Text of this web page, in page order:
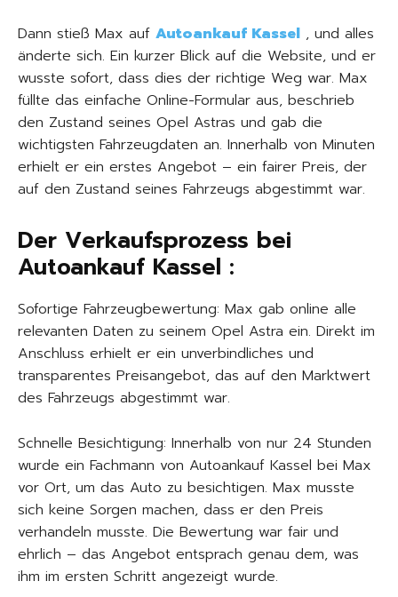
Dann stieß Max auf Autoankauf Kassel , und alles
änderte sich. Ein kurzer Blick auf die Website, und er
wusste sofort, dass dies der richtige Weg war. Max
füllte das einfache Online-Formular aus, beschrieb
den Zustand seines Opel Astras und gab die
wichtigsten Fahrzeugdaten an. Innerhalb von Minuten
erhielt er ein erstes Angebot – ein fairer Preis, der
auf den Zustand seines Fahrzeugs abgestimmt war.
Der Verkaufsprozess bei
Autoankauf Kassel :
Sofortige Fahrzeugbewertung: Max gab online alle
relevanten Daten zu seinem Opel Astra ein. Direkt im
Anschluss erhielt er ein unverbindliches und
transparentes Preisangebot, das auf den Marktwert
des Fahrzeugs abgestimmt war.
Schnelle Besichtigung: Innerhalb von nur 24 Stunden
wurde ein Fachmann von Autoankauf Kassel bei Max
vor Ort, um das Auto zu besichtigen. Max musste
sich keine Sorgen machen, dass er den Preis
verhandeln musste. Die Bewertung war fair und
ehrlich – das Angebot entsprach genau dem, was
ihm im ersten Schritt angezeigt wurde.